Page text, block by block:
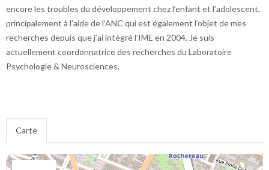
encore les troubles du développement chez l’enfant et l’adolescent,
principalement à l’aide de l’ANC qui est également l’objet de mes
recherches depuis que j’ai intégré l’IME en 2004. Je suis
actuellement coordonnatrice des recherches du Laboratoire
Psychologie & Neurosciences.
Carte